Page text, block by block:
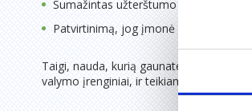
Sumažintas užterštumo galimybes ir
Patvirtinimą, jog įmonė vadovaujasi
Taigi, nauda, kurią gaunate jūs,
valymo įrenginiai, ir teikiamos